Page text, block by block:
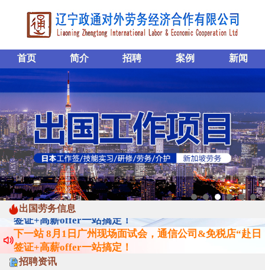
首页 简介 招聘 案例 新闻
出国劳务信息
下一站 8月1日广州现场面试会，通信公司&免税店“赴日
签证+高薪offer一站搞定！
下一站 8月1日广州现场面试会，通信公司&免税店“赴日
签证+高薪offer一站搞定！
下一站 8月1日广州现场面试会，通信公司&免税店“赴日
签证+高薪offer一站搞定！
下一站 8月1日广州现场面试会，通信公司&免税店“赴日
招聘资讯